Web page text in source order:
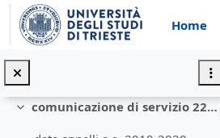
Vai al contenuto principale
Home
Minimizza
ppt30 Geografia dello sviluppo parte 2
Minimizza
comunicazione di servizio 22 aprile - date appelli